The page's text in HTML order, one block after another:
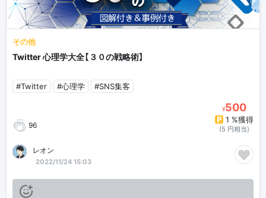
その他
Twitter 心理学大全【３０の戦略術】
#Twitter #心理学 #SNS集客
96
¥500
1 %獲得
(5 円相当)
レオン
2022/11/24 15:03